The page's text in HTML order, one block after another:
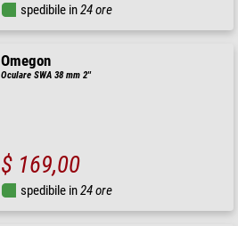
spedibile in24 ore
Omegon
Oculare SWA 38 mm 2''
$ 169,00
spedibile in24 ore